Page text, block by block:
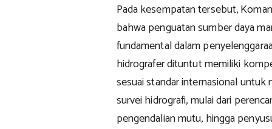
Pada kesempatan tersebut,
bahwa penguatan sumber daya
fundamental dalam
hidrografer dituntut memiliki
sesuai standar internasional
survei hidrografi, mulai dari
pengendalian mutu, hingga